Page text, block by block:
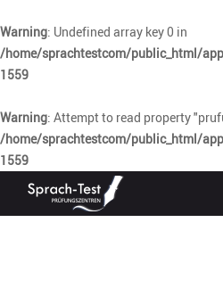
Warning: Undefined array key 0 in
/home/sprachtestcom/public_html/
1559
Warning: Attempt to read property
/home/sprachtestcom/public_html/
1559